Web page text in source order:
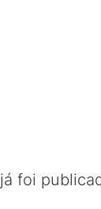
foi